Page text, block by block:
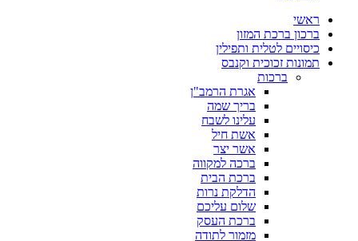
ראשי
ברכון ברכת המזון
כיסויים לטלית ותפילין
תמונות זכוכית וקנבס
ברכות
אגרת הרמב"ן
בריך שמה
עלינו לשבח
אשת חיל
אשר יצר
ברכה למקווה
ברכת הבית
הדלקת נרות
שלום עליכם
ברכת העסק
מזמור לתודה